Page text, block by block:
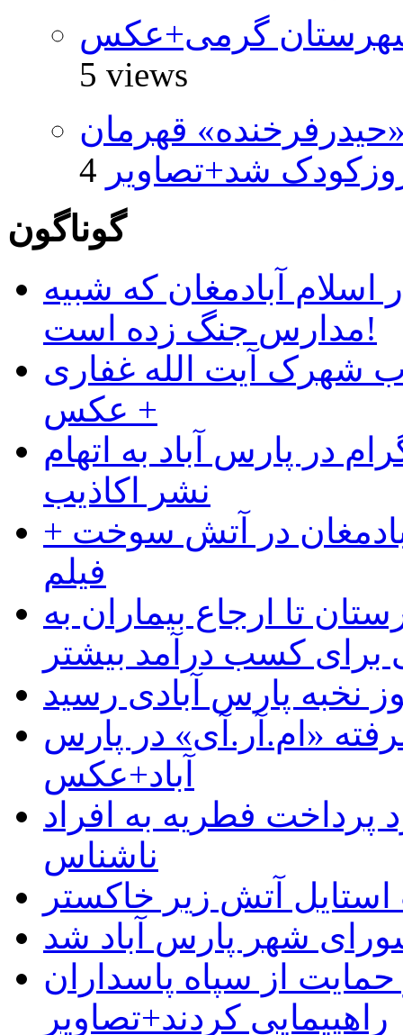
گرمی+عکس
5 views
قهرمان
شد+تصاویر
گوناگون
آبادمغان که شبیه
مدارس جنگ زده است!
شهرک آیت الله غفاری
+ عکس
در پارس آباد به اتهام
نشر اکاذیب
در آتش سوخت +
فیلم
تا ارجاع بیماران به
کسب درآمد بیشتر
نخبه پارس آبادی رسید
«ام.آر.آی» در پارس
آباد+عکس
پرداخت فطریه به افراد
ناشناس
آتش زیر خاکستر
شهر پارس آباد شد
از سپاه پاسداران
راهپیمایی کردند+تصاویر